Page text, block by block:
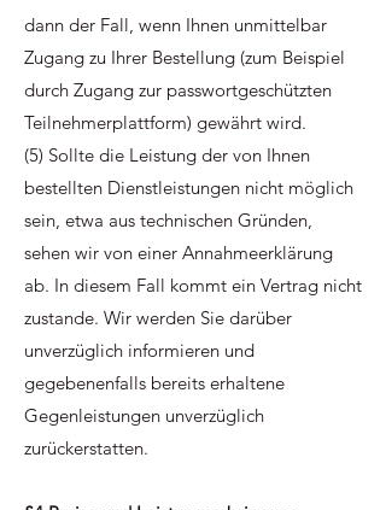
dann der Fall, wenn Ihnen unmittelbar
Zugang zu Ihrer Bestellung (zum Beispiel
durch Zugang zur passwortgeschützten
Teilnehmerplattform) gewährt wird.
(5) Sollte die Leistung der von Ihnen
bestellten Dienstleistungen nicht möglich
sein, etwa aus technischen Gründen,
sehen wir von einer Annahmeerklärung
ab. In diesem Fall kommt ein Vertrag nicht
zustande. Wir werden Sie darüber
unverzüglich informieren und
gegebenenfalls bereits erhaltene
Gegenleistungen unverzüglich
zurückerstatten.